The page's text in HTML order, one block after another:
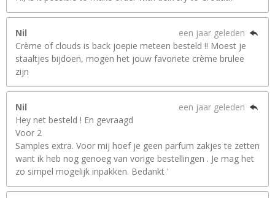
Nil
een jaar geleden
Crème of clouds is back joepie meteen besteld !! Moest je
staaltjes bijdoen, mogen het jouw favoriete crème brulee
zijn
Nil
een jaar geleden
Hey net besteld ! En gevraagd
Voor 2
Samples extra. Voor mij hoef je geen parfum zakjes te zetten
want ik heb nog genoeg van vorige bestellingen . Je mag het
zo simpel mogelijk inpakken. Bedankt '